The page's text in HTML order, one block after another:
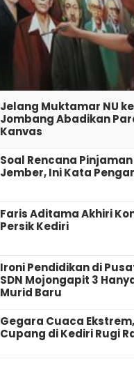
Jelang Muktamar NU
Jombang Abadikan
Kanvas
‎Soal Rencana
Jember, Ini Kata
Faris Aditama Akhiri
Persik Kediri
Ironi Pendidikan di
SDN Mojongapit 3
Murid Baru
‎Gegara Cuaca
Cupang di Kediri Rugi